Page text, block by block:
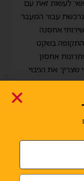
לעשות זאת עם
עבור המעבר
אחסנה
התקופה בשקט
אחסון
שצריך את הגיבוי
היום